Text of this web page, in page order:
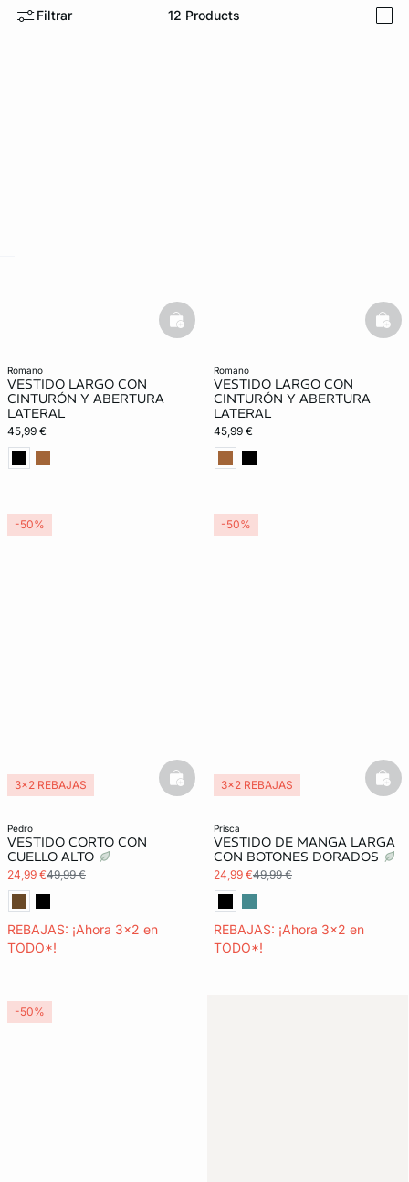
Filtrar 12 Products
romano
VESTIDO LARGO CON
CINTURÓN Y ABERTURA
LATERAL
45,99 €
basketfull
romano
VESTIDO LARGO CON
CINTURÓN Y ABERTURA
LATERAL
45,99 €
pedro
VESTIDO CORTO CON
CUELLO ALTO
24,99 €49,99 €
REBAJAS: ¡Ahora 3x2 en
TODO*!
3x2 REBAJAS basketfull
-50%
prisca
VESTIDO DE MANGA LARGA
CON BOTONES DORADOS
24,99 €49,99 €
REBAJAS: ¡Ahora 3x2 en
TODO*!
3x2 REBAJAS
-50%
-50%